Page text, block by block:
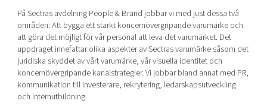
På Sectras avdelning People & Brand jobbar vi med just dessa två
områden: Att bygga ett starkt koncernövergripande varumärke och
att göra det möjligt för vår personal att leva det varumärket. Det
uppdraget innefattar olika aspekter av Sectras varumärke såsom det
juridiska skyddet av vårt varumärke, vår visuella identitet och
koncernövergripande kanalstrategier. Vi jobbar bland annat med PR,
kommunikation till investerare, rekrytering, ledarskapsutveckling
och internutbildning.